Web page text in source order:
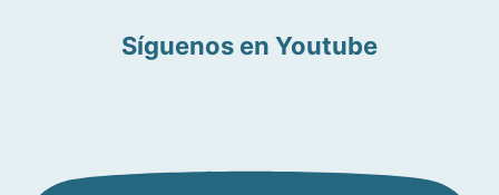
Síguenos en Youtube